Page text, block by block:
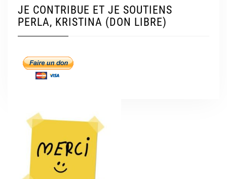
JE CONTRIBUE ET JE SOUTIENS
PERLA, KRISTINA (DON LIBRE)